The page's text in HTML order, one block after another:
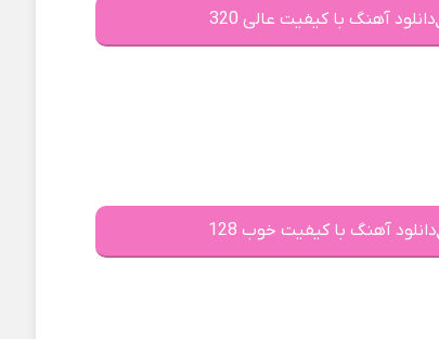
دانلود آهنگ با کیفیت عالی 320
دانلود آهنگ با کیفیت خوب 128